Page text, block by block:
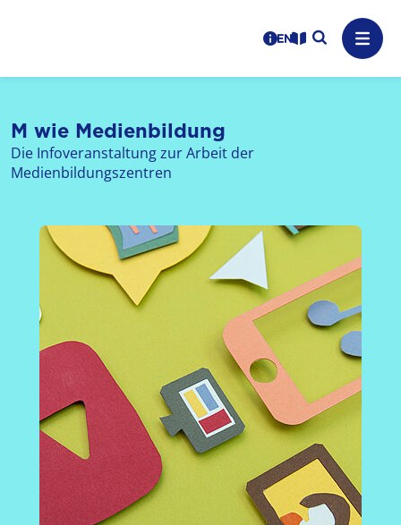
Logo: LPR Medienanstalt Hessen, Claim: Medien,
Benutzerhinweise
informations in
Leichte Sprache
Suche
M wie Medienbildung
Die Infoveranstaltung zur Arbeit der
Medienbildungszentren